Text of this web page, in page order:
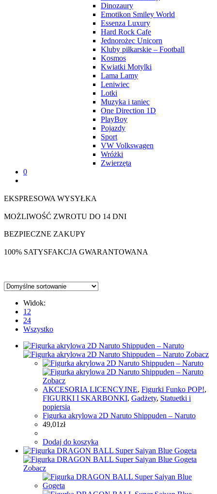
Dinozaury
Emotikon Smiley World
Essenza Luxury
Hard Rock Cafe
Jednorożec Unicorn
Kluby piłkarskie – Football
Kosmos
Kwiatki Motylki
Lama Lamy
Leniwiec
Lotki
Muzyka i taniec
One Direction 1D
PlayBoy
Pojazdy
Sport
VW Volkswagen
Wróżki
Zwierzęta
0
EKSPRESOWA WYSYŁKA
MOŻLIWOŚĆ ZWROTU DO 14 DNI
BEZPIECZNE ZAKUPY
100% SATYSFAKCJA GWARANTOWANA
Widok:
12
24
Wszystko
Zobacz
Zobacz
AKCESORIA LICENCYJNE, Figurki Funko POP!,
FIGURKI I SKARBONKI, Gadżety, Statuetki i
popiersia
Figurka akrylowa 2D Naruto Shippuden – Naruto
49,01zł
Dodaj do koszyka
Zobacz